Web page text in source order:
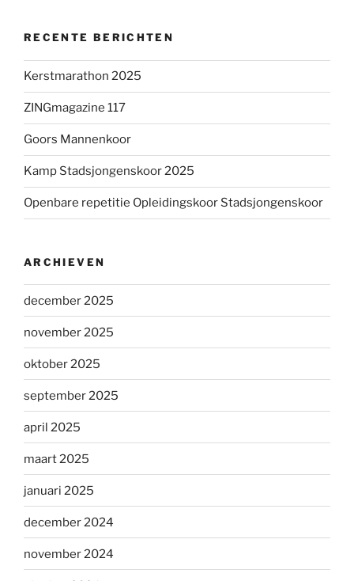
RECENTE BERICHTEN
Kerstmarathon 2025
ZINGmagazine 117
Goors Mannenkoor
Kamp Stadsjongenskoor 2025
Openbare repetitie Opleidingskoor Stadsjongenskoor
ARCHIEVEN
december 2025
november 2025
oktober 2025
september 2025
april 2025
maart 2025
januari 2025
december 2024
november 2024